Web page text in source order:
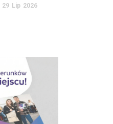
29 Lip 2026